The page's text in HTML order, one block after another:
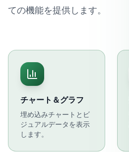
ての機能を提供します。
チャート＆グラフ
埋め込みチャートとビ
ジュアルデータを表示
します。